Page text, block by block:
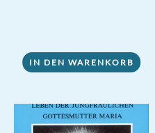
IN DEN WARENKORB